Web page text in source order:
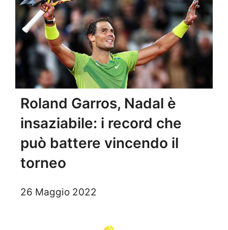
Roland Garros, Nadal è
insaziabile: i record che
può battere vincendo il
torneo
26 Maggio 2022